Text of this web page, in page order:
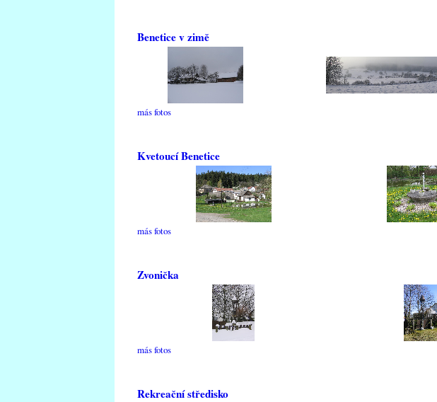
Benetice v zimě
más fotos
Kvetoucí Benetice
más fotos
Zvonička
más fotos
Rekreační středisko